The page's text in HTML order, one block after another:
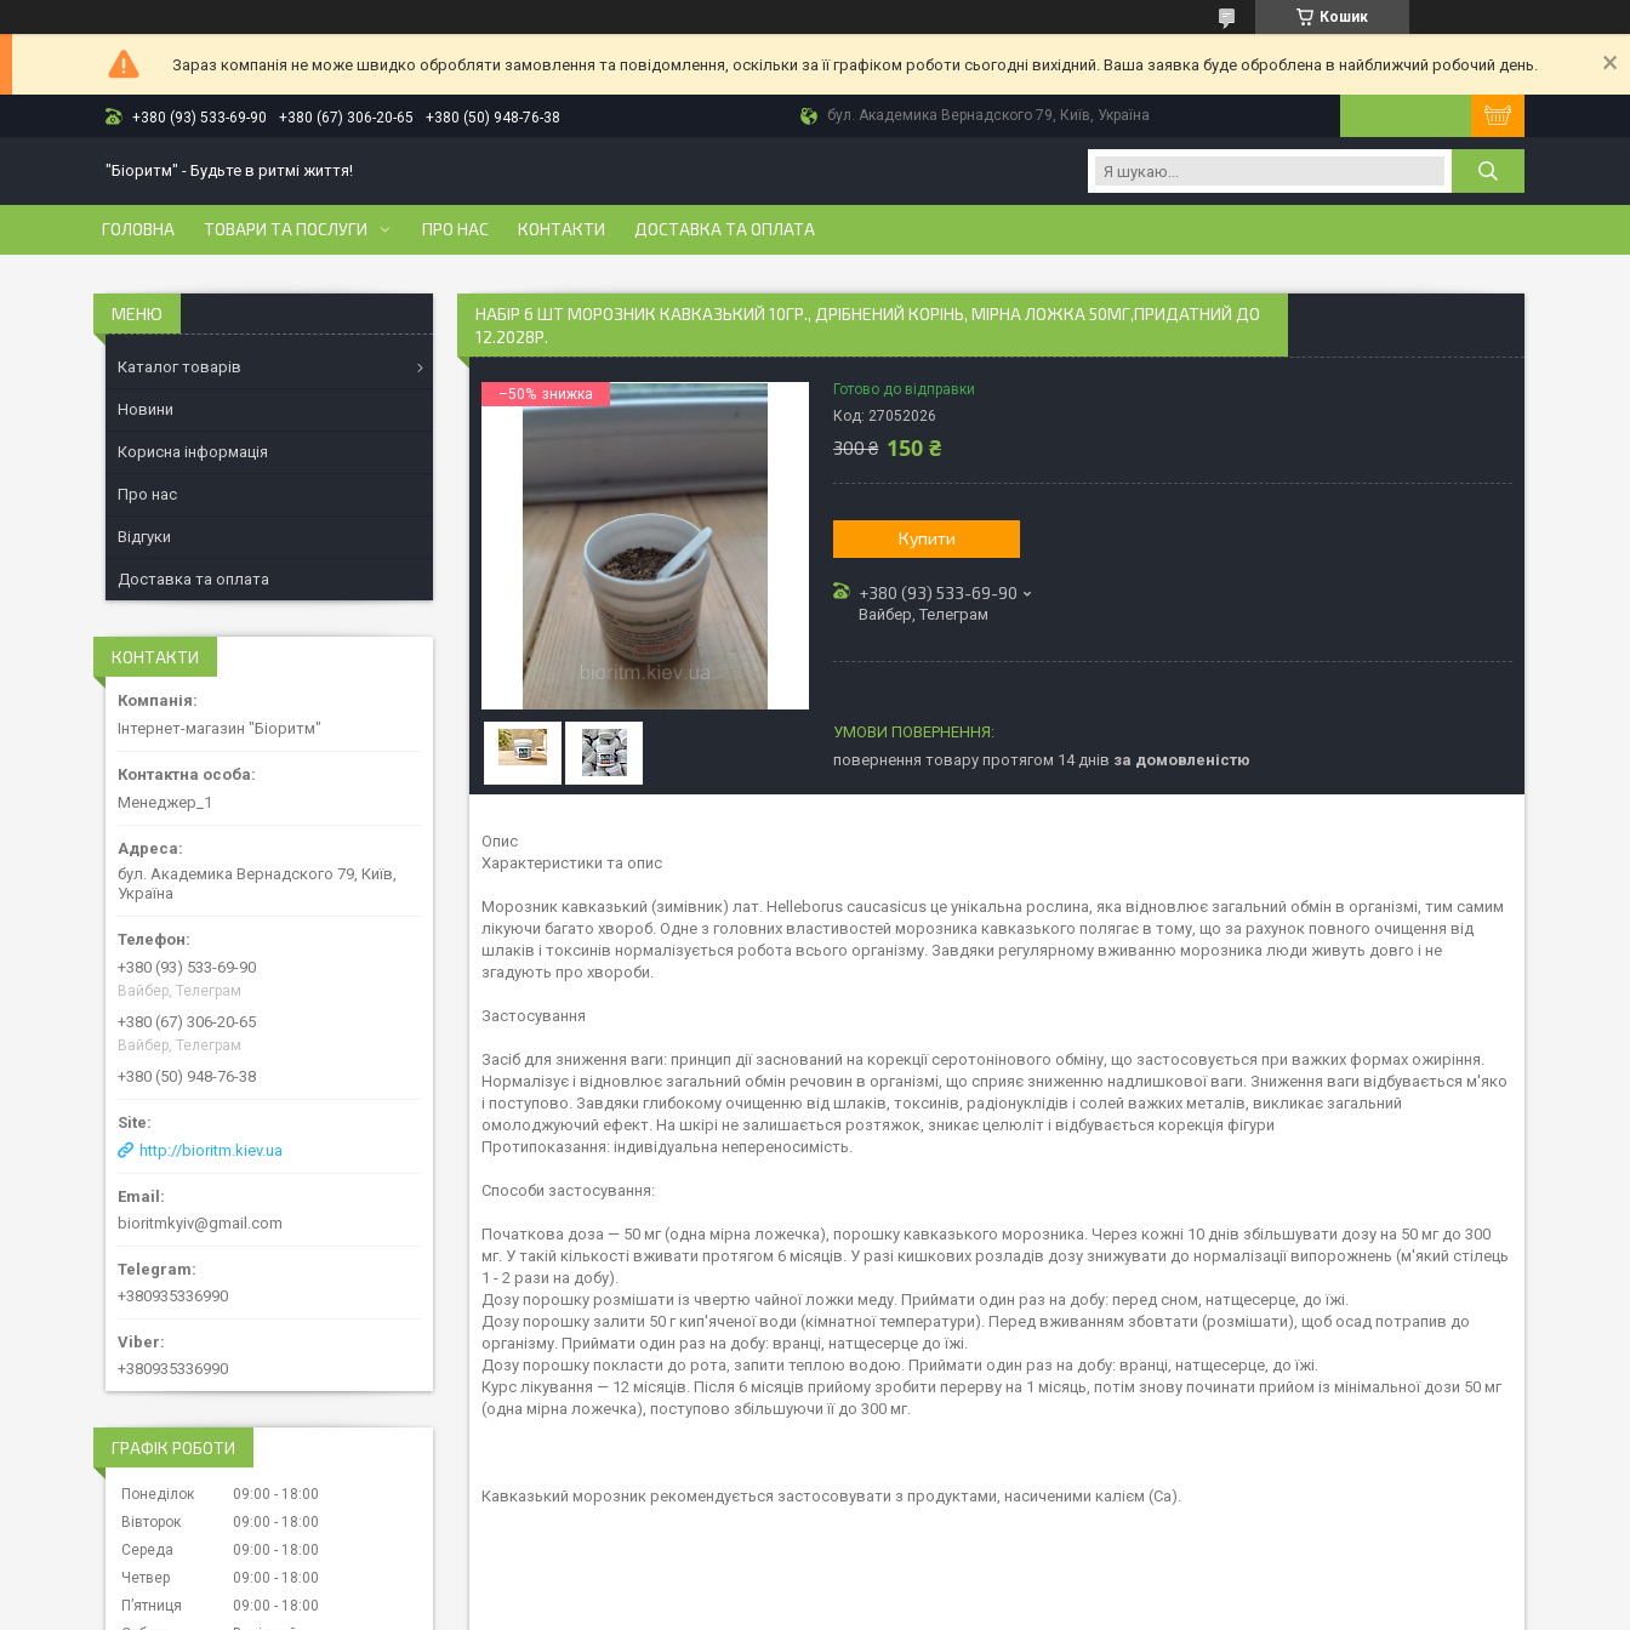
Кошик
Зараз компанія не може швидко обробляти замовлення та повідомлення, оскільки за її графіком роботи сьогодні вихідний. Ваша заявка буде оброблена в найближчий робочий день.
+380 (93) 533-69-90 +380 (67) 306-20-65 +380 (50) 948-76-38 бул. Академика Вернадского 79, Київ, Україна
"Біоритм" - Будьте в ритмі життя!
ГОЛОВНА ТОВАРИ ТА ПОСЛУГИ ПРО НАС КОНТАКТИ ДОСТАВКА ТА ОПЛАТА
НАБІР 6 ШТ МОРОЗНИК КАВКАЗЬКИЙ 10ГР., ДРІБНЕНИЙ КОРІНЬ, МІРНА ЛОЖКА 50МГ,ПРИДАТНИЙ ДО
12.2028Р.
–50%
Готово до відправки
Код: 27052026
300 ₴ 150 ₴
Купити
+380 (93) 533-69-90
Вайбер, Телеграм
повернення товару протягом 14 днів за домовленістю
Опис
Характеристики та опис
Морозник кавказький (зимівник) лат. Helleborus caucasicus це унікальна рослина, яка відновлює загальний обмін в організмі, тим самим
лікуючи багато хвороб. Одне з головних властивостей морозника кавказького полягає в тому, що за рахунок повного очищення від
шлаків і токсинів нормалізується робота всього організму. Завдяки регулярному вживанню морозника люди живуть довго і не
згадують про хвороби.
Застосування
Засіб для зниження ваги: принцип дії заснований на корекції серотонінового обміну, що застосовується при важких формах ожиріння.
Нормалізує і відновлює загальний обмін речовин в організмі, що сприяє зниженню надлишкової ваги. Зниження ваги відбувається м'яко
і поступово. Завдяки глибокому очищенню від шлаків, токсинів, радіонуклідів і солей важких металів, викликає загальний
омолоджуючий ефект. На шкірі не залишається розтяжок, зникає целюліт і відбувається корекція фігури
Протипоказання: індивідуальна непереносимість.
Способи застосування:
Початкова доза — 50 мг (одна мірна ложечка), порошку кавказького морозника. Через кожні 10 днів збільшувати дозу на 50 мг до 300
мг. У такій кількості вживати протягом 6 місяців. У разі кишкових розладів дозу знижувати до нормалізації випорожнень (м'який стілець
1 - 2 рази на добу).
Дозу порошку розмішати із чвертю чайної ложки меду. Приймати один раз на добу: перед сном, натщесерце, до їжі.
Дозу порошку залити 50 г кип'яченої води (кімнатної температури). Перед вживанням збовтати (розмішати), щоб осад потрапив до
організму. Приймати один раз на добу: вранці, натщесерце до їжі.
Дозу порошку покласти до рота, запити теплою водою. Приймати один раз на добу: вранці, натщесерце, до їжі.
Курс лікування — 12 місяців. Після 6 місяців прийому зробити перерву на 1 місяць, потім знову починати прийом із мінімальної дози 50 мг
(одна мірна ложечка), поступово збільшуючи її до 300 мг.
Кавказький морозник рекомендується застосовувати з продуктами, насиченими калієм (Ca).
Каталог товарів
Новини
Корисна інформація
Про нас
Відгуки
Доставка та оплата
КОНТАКТИ
Інтернет-магазин "Біоритм"
Менеджер_1
бул. Академика Вернадского 79, Київ,
Україна
+380 (93) 533-69-90
Вайбер, Телеграм
+380 (67) 306-20-65
Вайбер, Телеграм
+380 (50) 948-76-38
http://bioritm.kiev.ua
bioritmkyiv@gmail.com
+380935336990
+380935336990
ГРАФІК РОБОТИ
Понеділок 09:00
18:00
Вівторок
09:00
18:00
Середа
09:00
18:00
Четвер
09:00
18:00
Пʼятниця
09:00
18:00